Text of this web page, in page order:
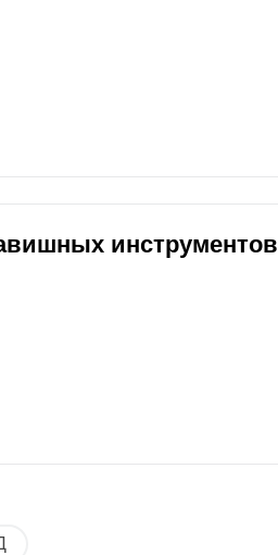
инструментов